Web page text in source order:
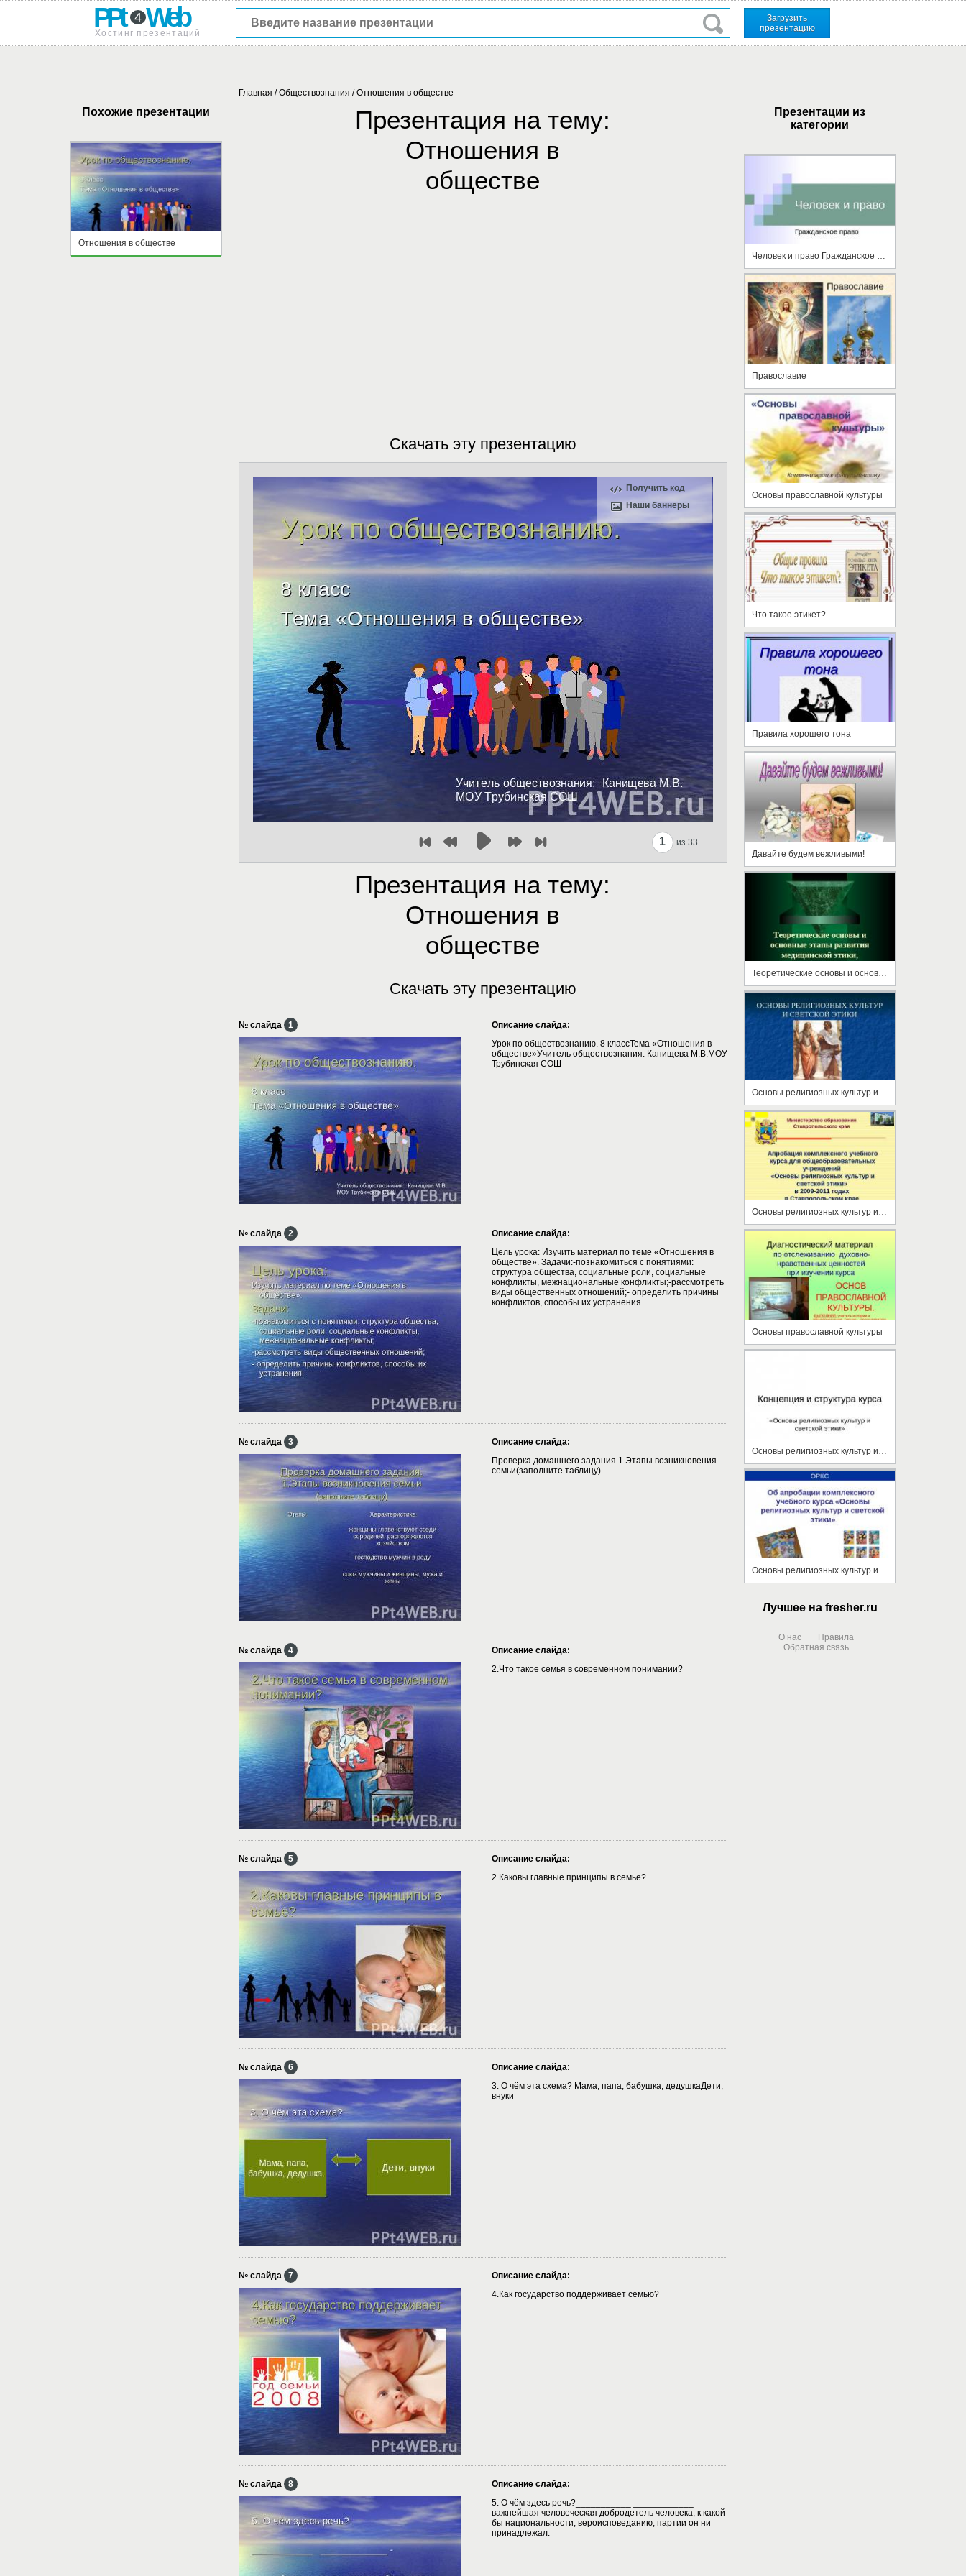
PPt 4 Web
Хостинг презентаций
Загрузить
презентацию
Похожие презентации
Отношения в обществе
Главная /Обществознания /Отношения в обществе
Презентация на тему:
Отношения в
обществе
Скачать эту презентацию
Получить код
Наши баннеры
1 из 33
Презентация на тему:
Отношения в
обществе
Скачать эту презентацию
№ слайда 1
Описание слайда:
Урок по обществознанию. 8 классТема «Отношения в
обществе»Учитель обществознания: Канищева М.В.МОУ
Трубинская СОШ
№ слайда 2
Описание слайда:
Цель урока: Изучить материал по теме «Отношения в
обществе». Задачи:-познакомиться с понятиями:
структура общества, социальные роли, социальные
конфликты, межнациональные конфликты;-рассмотреть
виды общественных отношений;- определить причины
конфликтов, способы их устранения.
№ слайда 3
Описание слайда:
Проверка домашнего задания.1.Этапы возникновения
семьи(заполните таблицу)
№ слайда 4
Описание слайда:
2.Что такое семья в современном понимании?
№ слайда 5
Описание слайда:
2.Каковы главные принципы в семье?
№ слайда 6
Описание слайда:
3. О чём эта схема? Мама, папа, бабушка, дедушкаДети,
внуки
№ слайда 7
Описание слайда:
4.Как государство поддерживает семью?
№ слайда 8
Описание слайда:
5. О чём здесь речь?___________ ____________ -
важнейшая человеческая добродетель человека, к какой
бы национальности, вероисповеданию, партии он ни
принадлежал.
Презентации из
категории
Человек и право Гражданское право
Православие
Основы православной культуры
Что такое этикет?
Правила хорошего тона
Давайте будем вежливыми!
Теоретические основы и основные этапы развития медицинской этики, деонтологии, биоэтики
Основы религиозных культур и светской этики
Основы религиозных культур и светской этики
Основы православной культуры
Основы религиозных культур и светской этики
Основы религиозных культур и светской этики
Лучшее на fresher.ru
О нас
Правила
Обратная связь